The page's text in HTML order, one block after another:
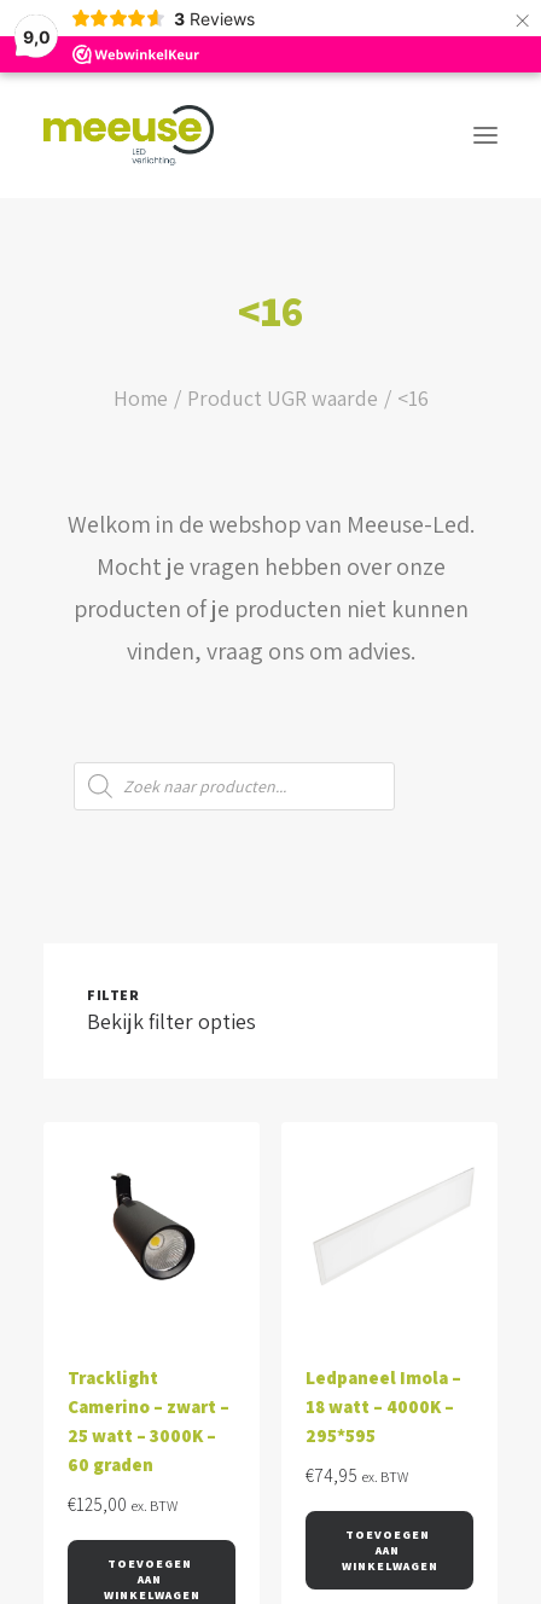
9,0
3 Reviews ×
WEBSHOP
LOGIN / REGISTER
WINKELWAGEN
<16
Home Product UGR waarde <16
Welkom in de webshop van Meeuse-Led.
Mocht je vragen hebben over onze
producten of je producten niet kunnen
vinden, vraag ons om advies.
Producten
zoeken
FILTER
Bekijk filter opties
Tracklight
Camerino – zwart –
25 watt – 3000K –
60 graden
€125,00 ex. BTW
TOEVOEGEN
AAN
WINKELWAGEN
Ledpaneel Imola –
18 watt – 4000K –
295*595
€74,95 ex. BTW
TOEVOEGEN
AAN
WINKELWAGEN